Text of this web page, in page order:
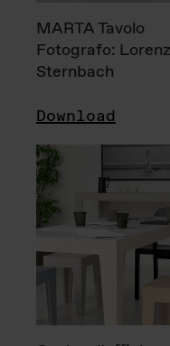
MARTA Tavolo
Fotografo: Lorenz
Sternbach
Download